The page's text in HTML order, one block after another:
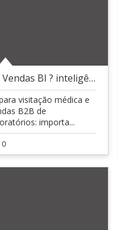
SD Vendas BI ? inteligência p/ laboratórios
visitação médica e
B2B de
importa...
0